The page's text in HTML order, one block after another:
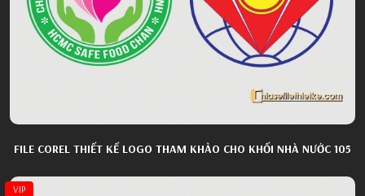
FILE COREL THIẾT KẾ LOGO THAM KHẢO CHO KHỐI NHÀ NƯỚC 105
VIP